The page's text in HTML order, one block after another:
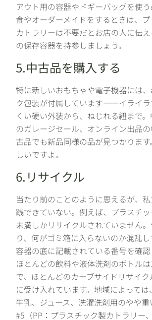
アウト用の容器やドギーバッグを使
食やオーダーメイドをするときは、
カトラリーは不要だとお店の人に伝
の保存容器を持参しましょう。
5.中古品を購入する
特に新しいおもちゃや電子機器には
ク包装が付属しています——イライラ
くい硬い外装から、ねじれる紐まで
のガレージセール、オンライン出品
古品でも新品同様の品が見つかりま
しいですよ。
6.リサイクル
当たり前のことのように思えるが、
践できていない。例えば、プラスチ
未満しかリサイクルされていません
り、何がゴミ箱に入らないのか混乱
容器の底に記載されている番号を確認
ほとんどの飲料や液体洗剤のボトルは
で、ほとんどのカーブサイドリサイ
に受け入れています。地域によっては
牛乳、ジュース、洗濯洗剤用のやや
#5（PP：プラスチック製カトラリー